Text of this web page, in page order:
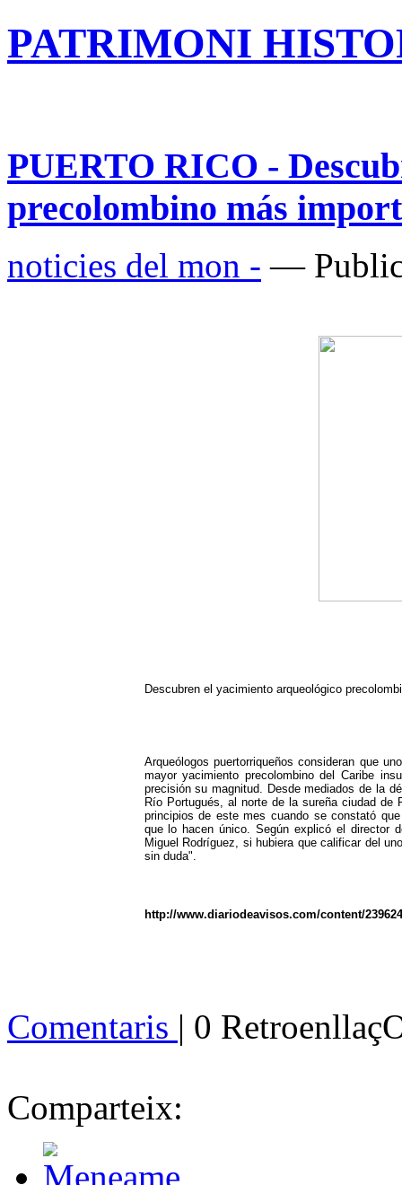
PATRIMONI
PUERTO RICO -
precolombino más
noticies del mon - —
Descubren el yacimiento arqueológico
Arqueólogos puertorriqueños consideran que
mayor yacimiento precolombino del Caribe
precisión su magnitud. Desde mediados de la
Río Portugués, al norte de la sureña ciudad
principios de este mes cuando se constató
que lo hacen único. Según explicó el director
Miguel Rodríguez, si hubiera que calificar del
sin duda".
http://www.diariodeavisos.com/content/
Comentaris | 0
Comparteix: